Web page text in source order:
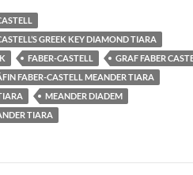
GREEK KEY DIAMOND TIARA
FABER-CASTELL
GRAF FABER
FABER-CASTELL MEANDER TIARA
MEANDER DIADEM
TIARA